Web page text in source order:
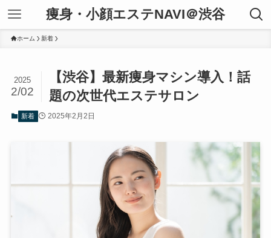
痩身・小顔エステNAVI＠渋谷
ホーム 新着
【渋谷】最新痩身マシン導入！話
題の次世代エステサロン
2025
2/02
新着 2025年2月2日